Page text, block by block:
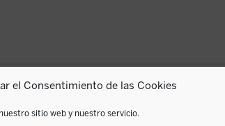
el Consentimiento de las Cookies
sitio web y nuestro servicio.